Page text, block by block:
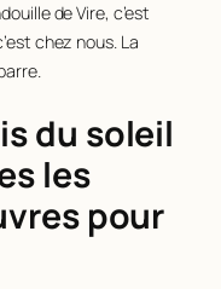
de Vire, c’est
chez nous. La
du soleil
les
pour